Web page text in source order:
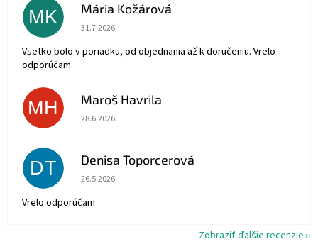
MK Mária Kožárová
Hodnotenie obchodu je 5 z 5 hviezdičiek.
31.7.2026
Vsetko bolo v poriadku, od objednania až k doručeniu. Vrelo
odporúčam.
MH Maroš Havrila
Hodnotenie obchodu je 5 z 5 hviezdičiek.
28.6.2026
DT Denisa Toporcerová
Hodnotenie obchodu je 5 z 5 hviezdičiek.
26.5.2026
Vrelo odporúčam
Zobraziť ďalšie recenzie